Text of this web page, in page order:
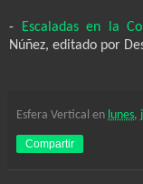
- Escaladas en la
Núñez, editado por
Esfera Vertical en lunes,
Compartir